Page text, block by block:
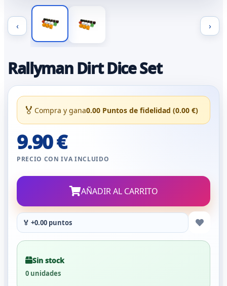
‹ ›
Rallyman Dirt Dice Set
🏅 Compra y gana0.00 Puntos de fidelidad (0.00 €)
9.90 €
PRECIO CON IVA INCLUIDO
AÑADIR AL CARRITO
🏅 +0.00 puntos
Sin stock
0 unidades